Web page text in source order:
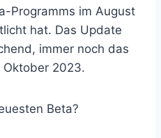
Programms im August
hat. Das Update
immer noch das
2023.
Beta?